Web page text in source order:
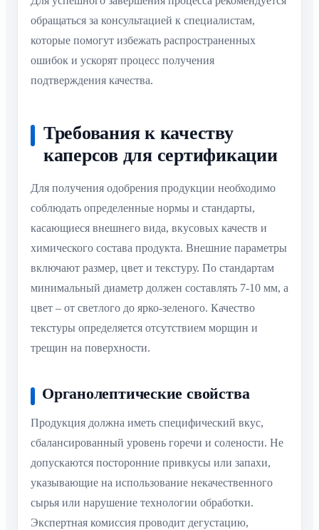
обращаться за консультацией к специалистам,
которые помогут избежать распространенных
ошибок и ускорят процесс получения
подтверждения качества.
Требования к качеству
каперсов для сертификации
Для получения одобрения продукции необходимо
соблюдать определенные нормы и стандарты,
касающиеся внешнего вида, вкусовых качеств и
химического состава продукта. Внешние параметры
включают размер, цвет и текстуру. По стандартам
минимальный диаметр должен составлять 7-10 мм, а
цвет – от светлого до ярко-зеленого. Качество
текстуры определяется отсутствием морщин и
трещин на поверхности.
Органолептические свойства
Продукция должна иметь специфический вкус,
сбалансированный уровень горечи и солености. Не
допускаются посторонние привкусы или запахи,
указывающие на использование некачественного
сырья или нарушение технологии обработки.
Экспертная комиссия проводит дегустацию,